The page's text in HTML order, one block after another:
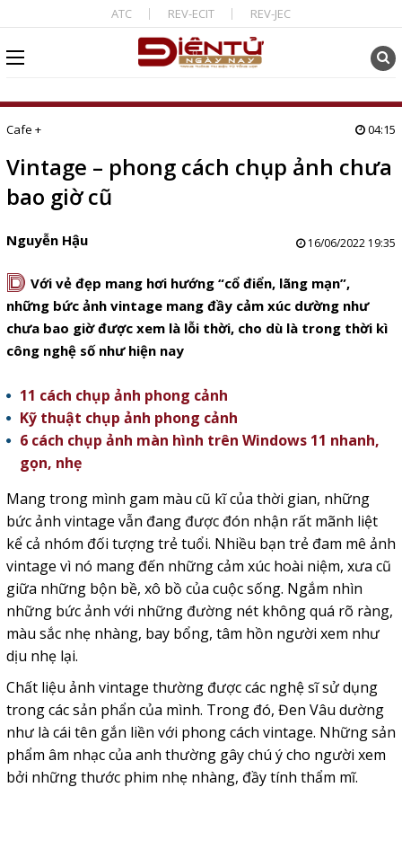
ATC REV-ECIT REV-JEC
Cafe + 04:15
Vintage – phong cách chụp ảnh chưa
bao giờ cũ
Nguyễn Hậu 16/06/2022 19:35
D Với vẻ đẹp mang hơi hướng “cổ điển, lãng mạn”,
những bức ảnh vintage mang đầy cảm xúc dường như
chưa bao giờ được xem là lỗi thời, cho dù là trong thời kì
công nghệ số như hiện nay
11 cách chụp ảnh phong cảnh
Kỹ thuật chụp ảnh phong cảnh
6 cách chụp ảnh màn hình trên Windows 11 nhanh,
gọn, nhẹ
Mang trong mình gam màu cũ kĩ của thời gian, những
bức ảnh vintage vẫn đang được đón nhận rất mãnh liệt
kể cả nhóm đối tượng trẻ tuổi. Nhiều bạn trẻ đam mê ảnh
vintage vì nó mang đến những cảm xúc hoài niệm, xưa cũ
giữa những bộn bề, xô bồ của cuộc sống. Ngắm nhìn
những bức ảnh với những đường nét không quá rõ ràng,
màu sắc nhẹ nhàng, bay bổng, tâm hồn người xem như
dịu nhẹ lại.
Chất liệu ảnh vintage thường được các nghệ sĩ sử dụng
trong các sản phẩn của mình. Trong đó, Đen Vâu dường
như là cái tên gắn liền với phong cách vintage. Những sản
phẩm âm nhạc của anh thường gây chú ý cho người xem
bởi những thước phim nhẹ nhàng, đầy tính thẩm mĩ.